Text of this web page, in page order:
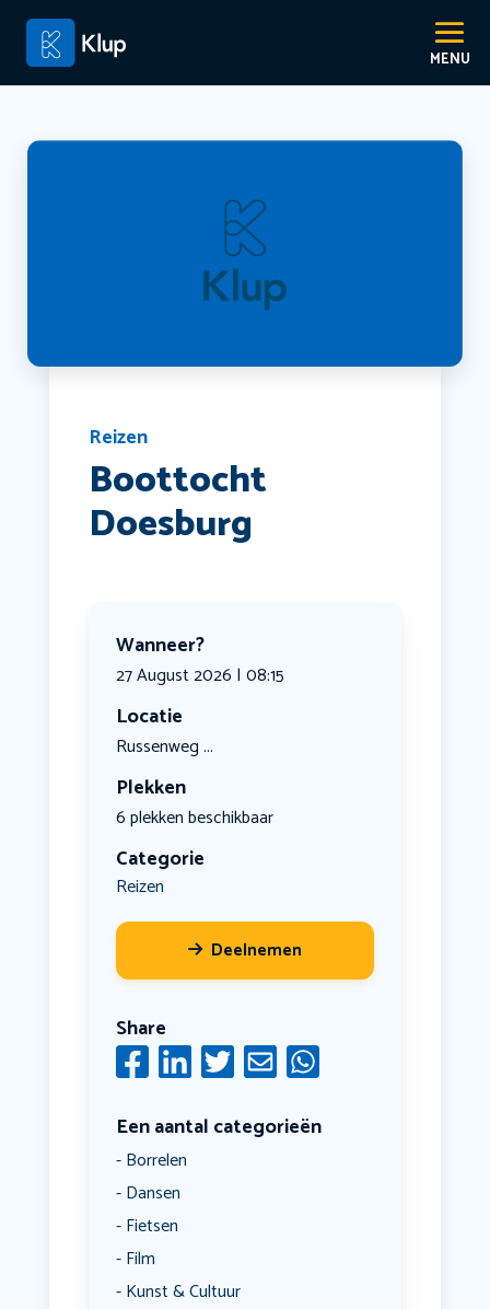
Reizen
Boottocht
Doesburg
Wanneer?
27 August 2026 | 08:15
Locatie
Russenweg ...
Plekken
6 plekken beschikbaar
Categorie
Reizen
Deelnemen
Share
Een aantal categorieën
Borrelen
Dansen
Fietsen
Film
Kunst & Cultuur